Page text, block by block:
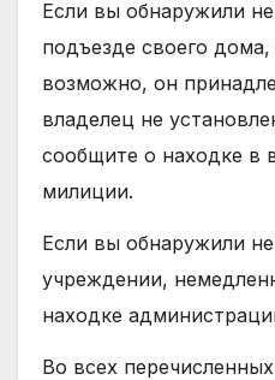
Если вы обнаружили
подъезде своего
возможно, он
владелец не
сообщите о находке в
милиции.
Если вы обнаружили
учреждении,
находке
Во всех перечисленных